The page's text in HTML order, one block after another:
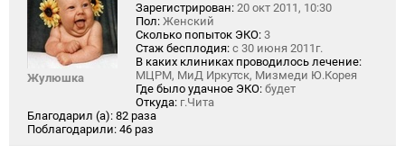
Жулюшка
Зарегистрирован: 20 окт 2011, 10:30
Пол: Женский
Сколько попыток ЭКО: 3
Стаж бесплодия: с 30 июня 2011г.
В каких клиниках проводилось лечение:
МЦРМ, МиД Иркутск, Мизмеди Ю.Корея
Где было удачное ЭКО: будет
Откуда: г.Чита
Благодарил (а): 82 раза
Поблагодарили: 46 раз